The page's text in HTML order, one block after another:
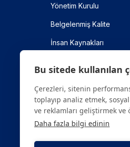
Yönetim Kurulu
Belgelenmiş Kalite
İnsan Kaynakları
Bu sitede kullanılan
Çerezleri, sitenin
toplayıp analiz etmek,
ve reklamları geliştirmek ve
Daha fazla bilgi edinin